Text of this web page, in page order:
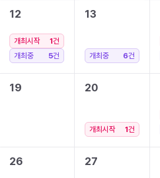
12
개최시작 1건
개최중
5건
13
개최중 6건
19 20
개최시작 1건
26 27